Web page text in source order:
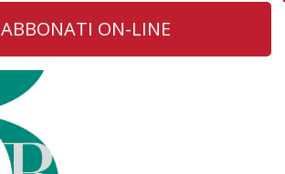
ABBONATI ON-LINE